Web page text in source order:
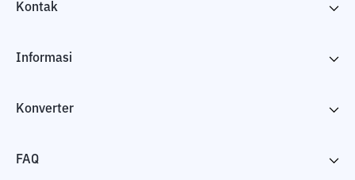
Kontak
Informasi
Konverter
FAQ